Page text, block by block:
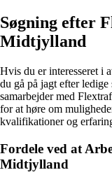
Søgning efter
Midtjylland
Hvis du er interesseret i
du gå på jagt efter
samarbejder med
for at høre om
kvalifikationer og
Fordele ved at
Midtjylland